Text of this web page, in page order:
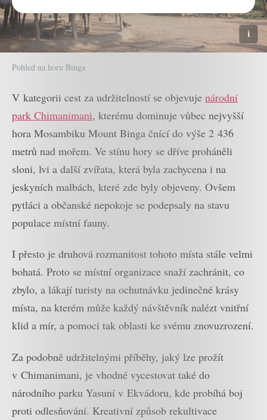
Pohled na horu Binga
V kategorii cest za udržitelností se objevuje národní
park Chimanimani, kterému dominuje vůbec nejvyšší
hora Mosambiku Mount Binga čnící do výše 2 436
metrů nad mořem. Ve stínu hory se dříve proháněli
sloni, lvi a další zvířata, která byla zachycena i na
jeskyních malbách, které zde byly objeveny. Ovšem
pytláci a občanské nepokoje se podepsaly na stavu
populace místní fauny.
I přesto je druhová rozmanitost tohoto místa stále velmi
bohatá. Proto se místní organizace snaží zachránit, co
zbylo, a lákají turisty na ochutnávku jedinečné krásy
místa, na kterém může každý návštěvník nalézt vnitřní
klid a mír, a pomoci tak oblasti ke svému znovuzrození.
Za podobně udržitelnými příběhy, jaký lze prožít
v Chimanimani, je vhodné vycestovat také do
národního parku Yasuní v Ekvádoru, kde probíhá boj
proti odlesňování. Kreativní způsob rekultivace